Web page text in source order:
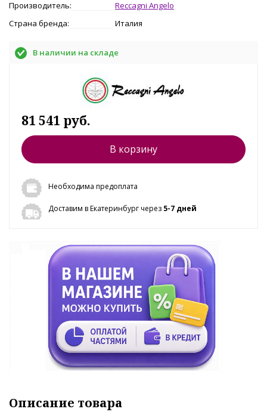
Производитель:
Reccagni Angelo
Страна бренда:
Италия
В наличии на складе
81 541 руб.
В корзину
Необходима предоплата
Доставим в Екатеринбург через 5-7 дней
Описание товара